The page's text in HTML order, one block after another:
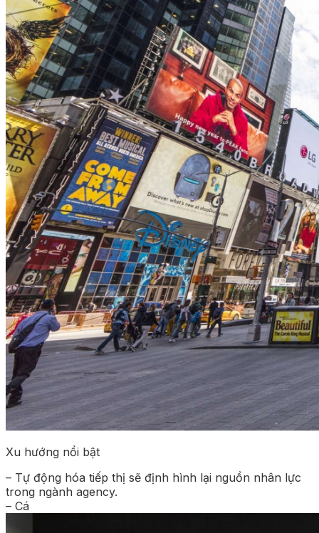
Xu hướng nổi bật
– Tự động hóa tiếp thị sẽ định hình lại nguồn nhân lực
trong ngành agency.
– Cá